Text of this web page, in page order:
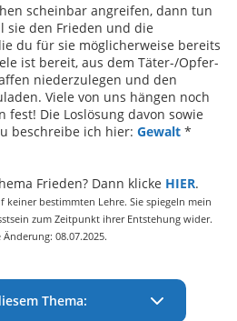
scheinbar angreifen, dann tun
sie den Frieden und die
du für sie möglicherweise bereits
ist bereit, aus dem Täter-/Opfer-
niederzulegen und den
Viele von uns hängen noch
Die Loslösung davon sowie
beschreibe ich hier: Gewalt *
Frieden? Dann klicke HIER.
keiner bestimmten Lehre. Sie spiegeln mein
zum Zeitpunkt ihrer Entstehung wider.
08.07.2025.
Thema: